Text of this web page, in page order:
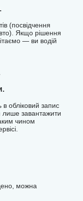
(посвідчення
Якщо рішення
— ви водій
в обліковий запис
лише завантажити
чином
можна